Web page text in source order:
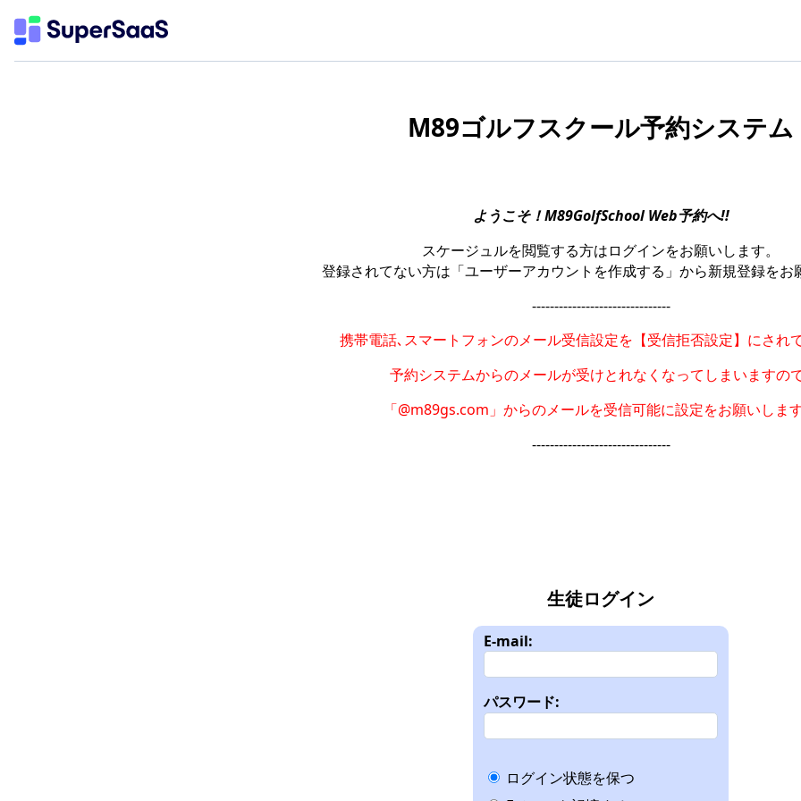
M89ゴルフスクール予約システム
ようこそ！M89GolfSchool Web予約へ!!
スケージュルを閲覧する方はログインをお願いします。
登録されてない方は「ユーザーアカウントを作成する」から新規登録をお
-------------------------------
携帯電話､スマートフォンのメール受信設定を 【受信拒否設定】にされ
予約システムからのメールが受けとれなくなってしまいますの
「@m89gs.com」からのメールを受信可能に設定をお願いします
-------------------------------
生徒ログイン
E-mail:
パスワード:
ログイン状態を保つ